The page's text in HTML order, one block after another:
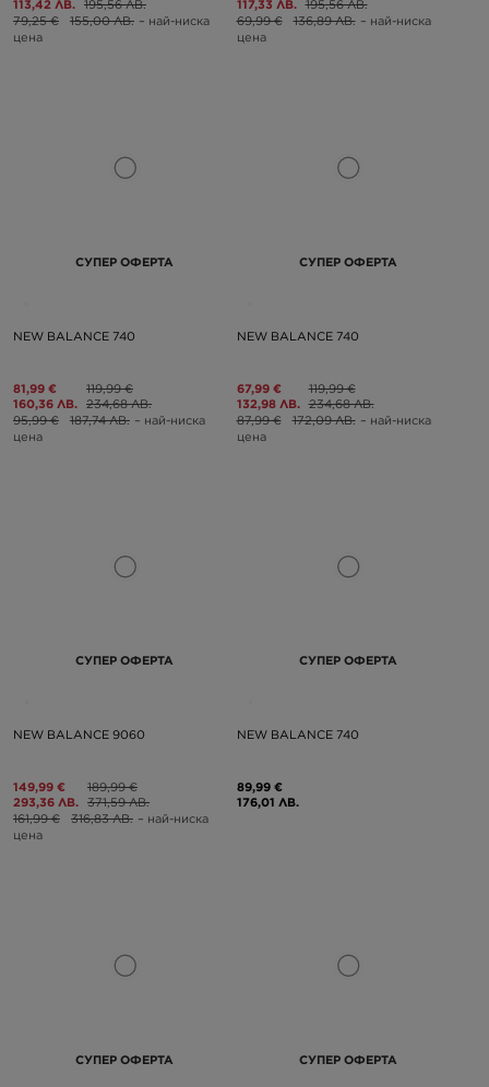
113,42 ЛВ. 195,56 ЛВ.
79,25 €
155,00 ЛВ. – най-ниска
цена
117,33 ЛВ. 195,56 ЛВ.
69,99 €
136,89 ЛВ. – най-ниска
цена
СУПЕР ОФЕРТА
NEW BALANCE 740
81,99 €
160,36 ЛВ.
119,99 €
234,68 ЛВ.
95,99 €
187,74 ЛВ. – най-ниска
цена
СУПЕР ОФЕРТА
NEW BALANCE 740
67,99 €
132,98 ЛВ.
119,99 €
234,68 ЛВ.
87,99 €
172,09 ЛВ. – най-ниска
цена
СУПЕР ОФЕРТА
NEW BALANCE 9060
149,99 €
293,36 ЛВ.
189,99 €
371,59 ЛВ.
161,99 €
316,83 ЛВ. – най-ниска
цена
СУПЕР ОФЕРТА
NEW BALANCE 740
89,99 €
176,01 ЛВ.
СУПЕР ОФЕРТА СУПЕР ОФЕРТА